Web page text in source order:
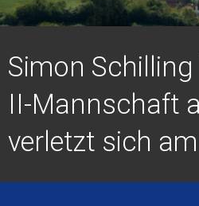
Simon
II-Mannschaft
verletzt sich